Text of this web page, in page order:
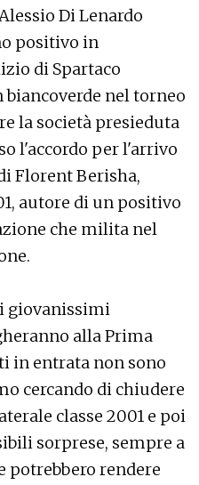
Di Lenardo
positivo in
di Spartaco
nel torneo
la società presieduta
l'accordo per l'arrivo
Florent Berisha,
autore di un positivo
che milita nel
giovanissimi
alla Prima
in entrata non sono
cercando di chiudere
classe 2001 e poi
sorprese, sempre a
potrebbero rendere